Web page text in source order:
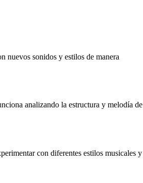
nuevos sonidos y estilos de manera
analizando la estructura y melodía de
con diferentes estilos musicales y